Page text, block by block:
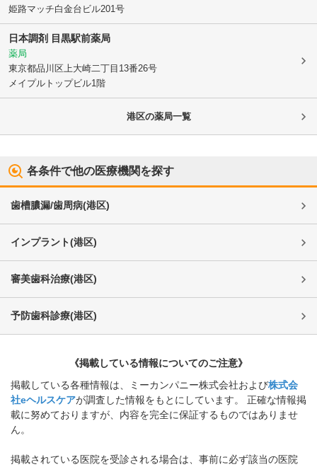
姫路マッチ白金台ビル201号
日本調剤 目黒駅前薬局
薬局
東京都品川区 上大崎二丁目13番26号
メイプルトップビル1階
港区の薬局一覧
各条件で他の医療機関を探す
歯槽膿漏/歯周病(港区)
インプラント(港区)
審美歯科治療(港区)
予防歯科診療(港区)
《掲載している情報についてのご注意》
掲載している各種情報は、ミーカンパニー株式会社および株式会
社eヘルスケアが調査した情報をもとにしています。 正確な情報掲
載に努めておりますが、内容を完全に保証するものではありませ
ん。
掲載されている医院を受診される場合は、事前に必ず該当の医院